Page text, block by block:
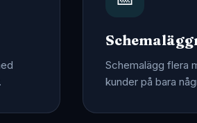
Schemalägg flera
kunder på bara